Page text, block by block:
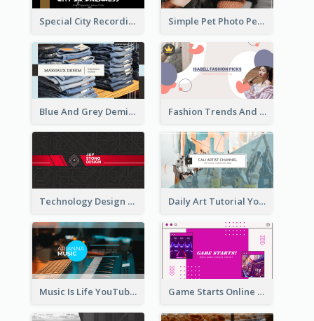
Special City Recording YouTube Channel Art Simple Pet Photo Pet Daily YouTube Channel Art
Blue And Grey Demin Photo Fashion Outlook YouTube Channel Art Fashion Trends And Picks YouTube Channel Art
Technology Design Personal YouTube Channel Art Daily Art Tutorial YouTube Channel Art
Music Is Life YouTube Channel Art Game Starts Online Games YouTube Channel Art